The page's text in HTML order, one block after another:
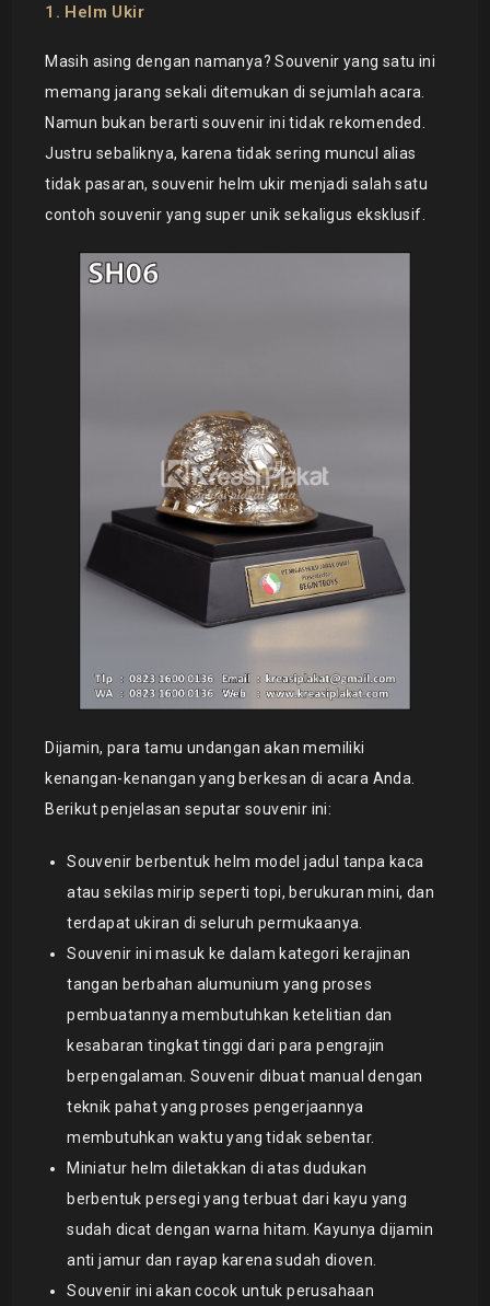
1. Helm Ukir
Masih asing dengan namanya? Souvenir yang satu ini
memang jarang sekali ditemukan di sejumlah acara.
Namun bukan berarti souvenir ini tidak rekomended.
Justru sebaliknya, karena tidak sering muncul alias
tidak pasaran, souvenir helm ukir menjadi salah satu
contoh souvenir yang super unik sekaligus eksklusif.
Dijamin, para tamu undangan akan memiliki
kenangan-kenangan yang berkesan di acara Anda.
Berikut penjelasan seputar souvenir ini:
Souvenir berbentuk helm model jadul tanpa kaca
atau sekilas mirip seperti topi, berukuran mini, dan
terdapat ukiran di seluruh permukaanya.
Souvenir ini masuk ke dalam kategori kerajinan
tangan berbahan alumunium yang proses
pembuatannya membutuhkan ketelitian dan
kesabaran tingkat tinggi dari para pengrajin
berpengalaman. Souvenir dibuat manual dengan
teknik pahat yang proses pengerjaannya
membutuhkan waktu yang tidak sebentar.
Miniatur helm diletakkan di atas dudukan
berbentuk persegi yang terbuat dari kayu yang
sudah dicat dengan warna hitam. Kayunya dijamin
anti jamur dan rayap karena sudah dioven.
Souvenir ini akan cocok untuk perusahaan